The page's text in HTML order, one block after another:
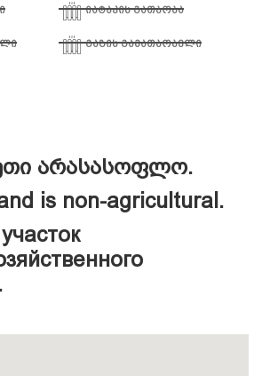
იატაკის გათბობა
გაზის გამათბობელი
არასასოფლო.
is non-agricultural.